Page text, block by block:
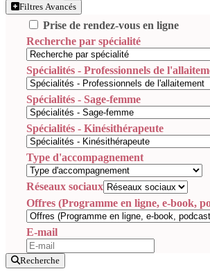
Filtres Avancés
Prise de rendez-vous en ligne
Recherche par spécialité
Spécialités - Professionnels de
Spécialités - Sage-femme
Spécialités - Kinésithérapeute
Type d'accompagnement
Réseaux sociaux
Offres (Programme en ligne, e-book,
E-mail
Recherche